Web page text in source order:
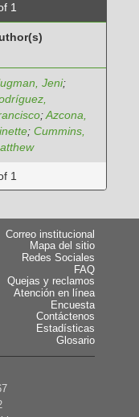
1
Jeni;
;Azcona,
; Cummins,
1
Correo institucional
Mapa del sitio
Redes Sociales
FAQ
Quejas y reclamos
Atención en línea
Encuesta
Contáctenos
Estadísticas
Glosario